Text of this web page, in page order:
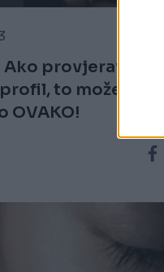
Ako provjeravate
to može i da
OVAKO!